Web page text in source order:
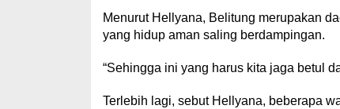
Menurut Hellyana, Belitung merupakan
yang hidup aman saling berdampingan.
“Sehingga ini yang harus kita jaga betul
Terlebih lagi, sebut Hellyana, beberapa